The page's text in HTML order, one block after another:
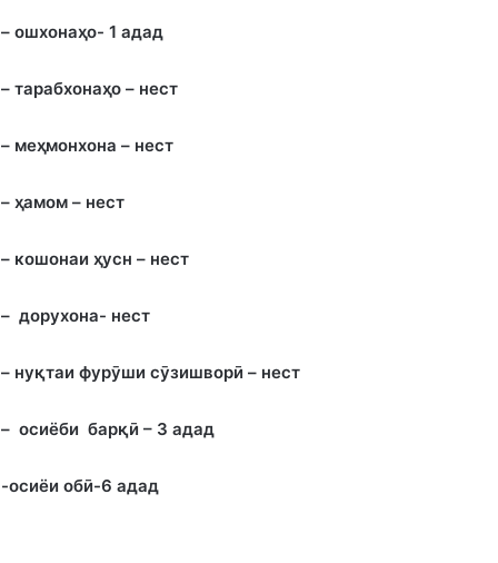
– ошхонаҳо- 1 адад
– тарабхонаҳо – нест
– меҳмонхона – нест
– ҳамом – нест
– кошонаи ҳусн – нест
– дорухона- нест
– нуқтаи фурӯши сӯзишворӣ – нест
– осиёби барқӣ – 3 адад
-осиёи обӣ-6 адад